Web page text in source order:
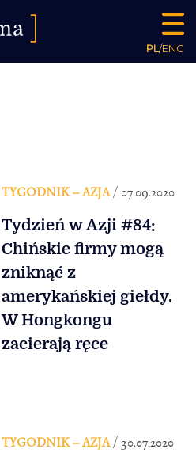
PL/ENG
TYGODNIK – AZJA/ 07.09.2020
Tydzień w Azji #84:
Chińskie firmy mogą
zniknąć z
amerykańskiej giełdy.
W Hongkongu
zacierają ręce
TYGODNIK – AZJA/ 30.07.2020